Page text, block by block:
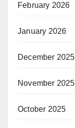
February 2026
January 2026
December 2025
November 2025
October 2025